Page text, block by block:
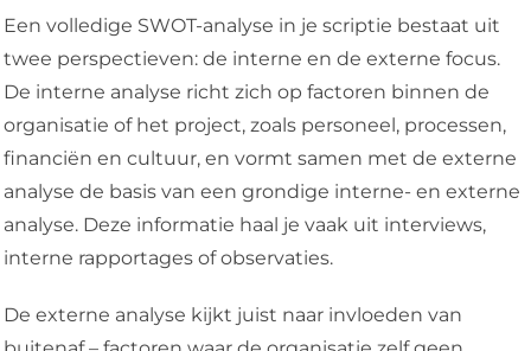
Een volledige SWOT-analyse in je scriptie bestaat uit
twee perspectieven: de interne en de externe focus.
De interne analyse richt zich op factoren binnen de
organisatie of het project, zoals personeel, processen,
financiën en cultuur, en vormt samen met de externe
analyse de basis van een grondige interne- en externe
analyse. Deze informatie haal je vaak uit interviews,
interne rapportages of observaties.
De externe analyse kijkt juist naar invloeden van